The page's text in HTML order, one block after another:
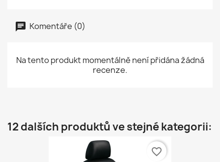
Komentáře (0)
Na tento produkt momentálně není přidána žádná
recenze.
12 dalších produktů ve stejné kategorii:
favorite_border